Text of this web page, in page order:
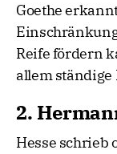
Goethe
Reife fördern
allem
2.
Hesse schrieb